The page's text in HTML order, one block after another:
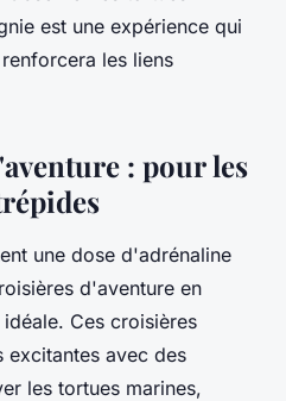
est une expérience qui
les liens
: pour les
une dose d'adrénaline
d'aventure en
Ces croisières
excitantes avec des
les tortues marines,